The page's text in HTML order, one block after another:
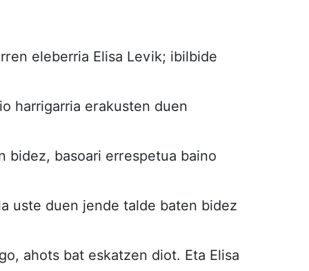
eleberria Elisa Levik; ibilbide
harrigarria erakusten duen
bidez, basoari errespetua baino
uste duen jende talde baten bidez
ahots bat eskatzen diot. Eta Elisa